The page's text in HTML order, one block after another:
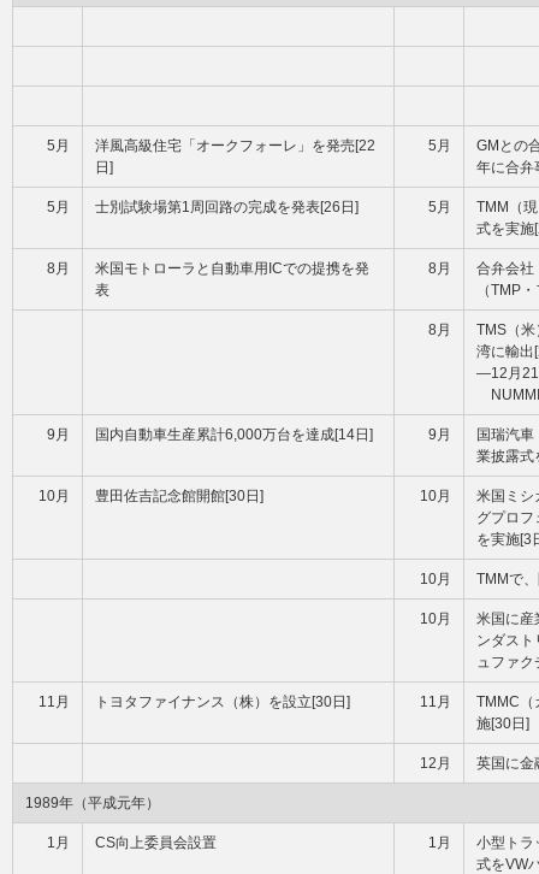
5月
洋風高級住宅「オークフォーレ」を発売[22
日]
5月
GMとの
年に合弁
5月 士別試験場第1周回路の完成を発表[26日] 5月
TMM（
式を実施
8月
米国モトローラと自動車用ICでの提携を発
表
8月
合弁会社
（TMP
8月
TMS（
湾に輸出
―12月21
9月 国内自動車生産累計6,000万台を達成[14日] 9月
国瑞汽
業披露式
10月 豊田佐吉記念館開館[30日] 10月
米国ミシ
グプロフ
を実施[3
10月 TMMで
10月
米国に産
ンダスト
ュファク
11月 トヨタファイナンス（株）を設立[30日] 11月
TMMC（
施[30日]
12月 英国に金
1989年（平成元年）
1月 CS向上委員会設置 1月
小型トラ
式をVW